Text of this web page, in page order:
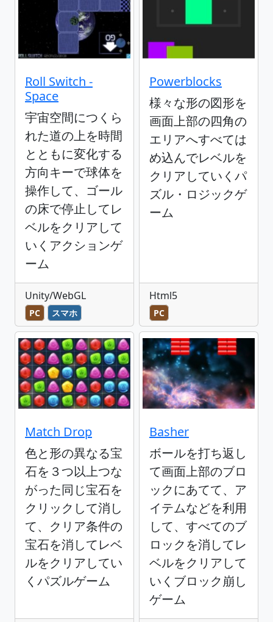
Roll Switch -
Space
宇宙空間につくら
れた道の上を時間
とともに変化する
方向キーで球体を
操作して、ゴール
の床で停止してレ
ベルをクリアして
いくアクションゲ
ーム
Unity/WebGL
PC スマホ
Powerblocks
様々な形の図形を
画面上部の四角の
エリアへすべては
め込んでレベルを
クリアしていくパ
ズル・ロジックゲ
ーム
Html5
PC
Match Drop
色と形の異なる宝
石を３つ以上つな
がった同じ宝石を
クリックして消し
て、クリア条件の
宝石を消してレベ
ルをクリアしてい
くパズルゲーム
Basher
ボールを打ち返し
て画面上部のブロ
ックにあてて、ア
イテムなどを利用
して、すべてのブ
ロックを消してレ
ベルをクリアして
いくブロック崩し
ゲーム